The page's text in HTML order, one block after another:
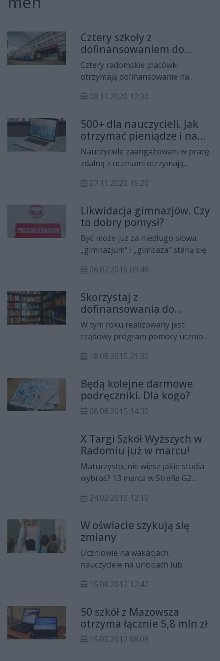
Cztery szkoły z
dofinansowaniem do
sprzętu
Cztery radomskie placówki
otrzymają dofinansowanie na
rządowego programu "Aktywna
potrzebują niezbędnego do pracy
zdalnej sprzętu informatycznego,
dlatego liczyliśmy na to, że pomoc
ze strony rządu będzie znacznie
szersza - przyznaje wiceprezydent
Radomia.
08.11.2020 12:30
500+ dla nauczycieli. Jak
otrzymać pieniądze i na
co?
Nauczyciele zaangażowani w pracę
zdalną z uczniami otrzymają
zł. Jaki sprzęt będzie mógł być
aby otrzymać wsparcie?
07.11.2020 15:20
Likwidacja gimnazjów. Czy
to dobry pomysł?
Być może już za niedługo słowa:
„gimnazjum” i „gimbaza” staną się
Ministerstwo Edukacji Narodowej
szkolnictwa – powrotu do 8- letniej
szkoły podstawowej. Czy to dobra
zmiana? Wiceprezydent Radomia
Karol Semik do pomysłu podchodzi
sceptycznie.
06.07.2016 09:48
Skorzystaj z
dofinansowania do
wyprawki szkolnej
W tym roku realizowany jest
rządowy program pomocy uczniom
kontynuacją poprzednich
Ministerstwo Edukacji Narodowej.
Wydział Edukacji Urzędu Miejskiego
W Radomiu przypomina o
18.08.2015 21:30
Będą kolejne darmowe
podręczniki. Dla kogo?
06.08.2015 14:30
X Targi Szkół Wyższych w
Radomiu już w marcu!
Maturzysto, nie wiesz jakie studia
wybrać? 13 marca w Strefie G2
w Radomiu. Przyjdź i zapoznaj się z
24.02.2013 12:10
W oświacie szykują się
zmiany
Uczniowie na wakacjach,
nauczyciele na urlopach lub
Ministerstwie Edukacji Narodowej
usunięcia niektórych przywilejów
wynikających z Karty Nauczyciela.
Związkowcy już myślą o protestach.
15.08.2012 12:42
50 szkół z Mazowsza
otrzyma łącznie 5,8 mln zł
15.05.2012 08:08